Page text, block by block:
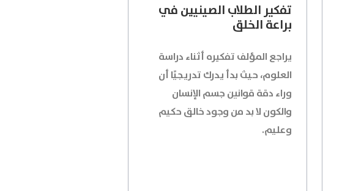
تفكير الطلاب الصينيين في
براعة الخلق
يراجع المؤلف تفكيره أثناء دراسة
العلوم، حيث بدأ يدرك تدريجيًا أن
وراء دقة قوانين جسم الإنسان
والكون لا بد من وجود خالق حكيم
وعليم.